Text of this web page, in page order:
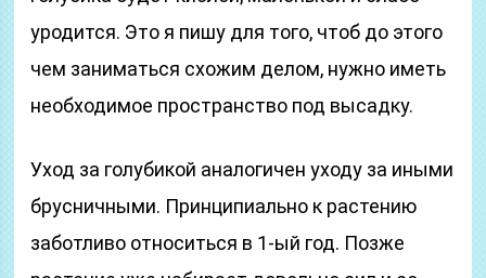
уродится. Это я пишу для того, чтоб до этого
чем заниматься схожим делом, нужно иметь
необходимое пространство под высадку.
Уход за голубикой аналогичен уходу за иными
брусничными. Принципиально к растению
заботливо относиться в 1-ый год. Позже